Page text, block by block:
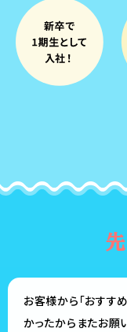
お客様から「おすす
かったからまたお願